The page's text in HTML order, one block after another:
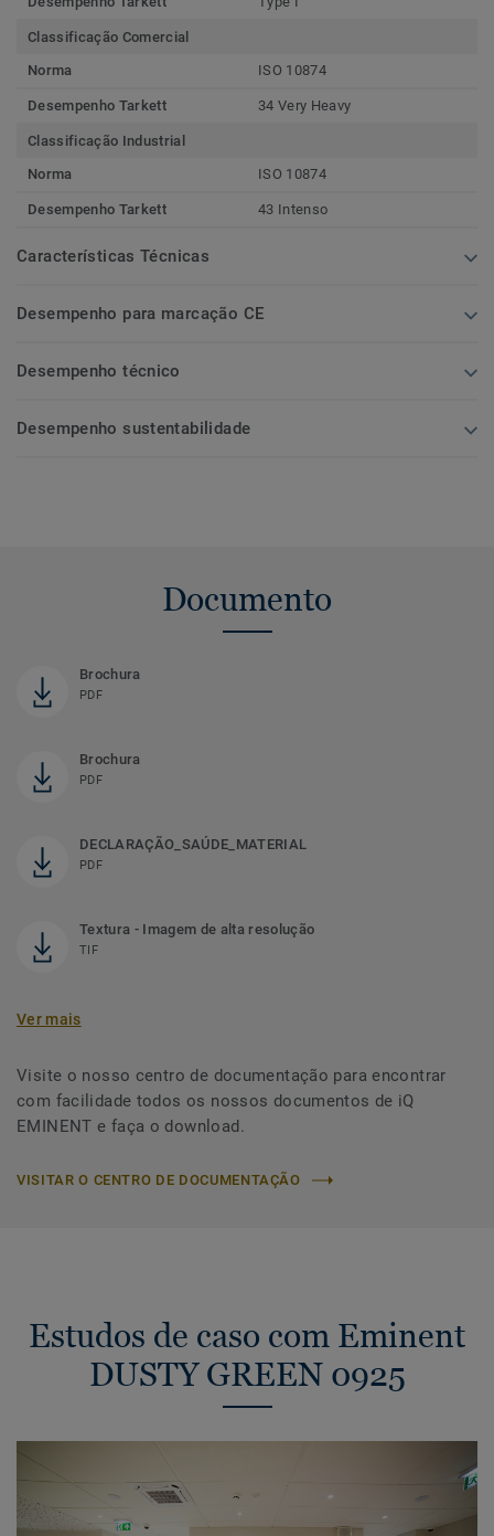
Classificação Comercial
Norma
ISO 10874
Desempenho Tarkett 34 Very Heavy
Classificação Industrial
Norma
ISO 10874
Desempenho Tarkett 43 Intenso
Características Técnicas
Desempenho para marcação CE
Desempenho técnico
Desempenho sustentabilidade
Documento
Brochura
PDF
Brochura
PDF
DECLARAÇÃO_SAÚDE_MATERIAL
PDF
Textura - Imagem de alta resolução
TIF
Ver mais
Visite o nosso centro de documentação para encontrar
com facilidade todos os nossos documentos de iQ
EMINENT e faça o download.
VISITAR O CENTRO DE DOCUMENTAÇÃO
Estudos de caso com Eminent
DUSTY GREEN 0925